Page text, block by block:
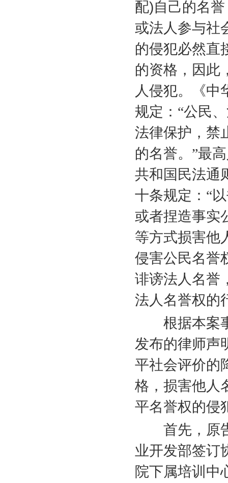
配)自己的名
或法人参与社
的侵犯必然直
的资格，因此
人侵犯。《中
规定：“公民
法律保护，禁
的名誉。”最
共和国民法通
十条规定：“
或者捏造事实
等方式损害他
侵害公民名誉
诽谤法人名誉
法人名誉权的
根据本案事
发布的律师声
平社会评价的
格，损害他人
平名誉权的侵
首先，原告
业开发部签订
院下属培训中